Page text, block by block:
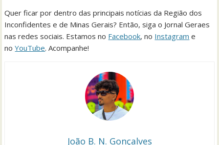
Quer ficar por dentro das principais notícias da Região dos
Inconfidentes e de Minas Gerais? Então, siga o Jornal Geraes
nas redes sociais. Estamos no Facebook, no Instagram e
noYouTube. Acompanhe!
João B. N. Gonçalves